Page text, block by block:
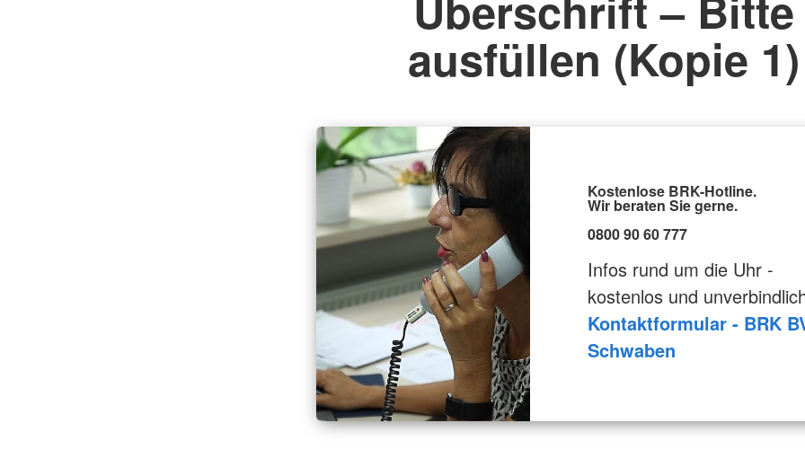
ausfüllen (Kopie 1)
Kostenlose BRK-Hotline.
Wir beraten Sie gerne.
0800 90 60 777
Infos rund um die Uhr -
kostenlos und
Kontaktformular - BRK
Schwaben